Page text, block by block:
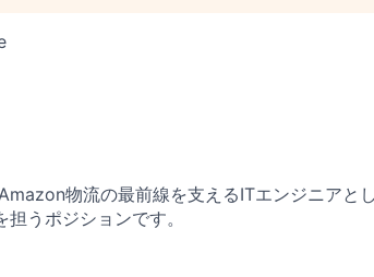
物流の最前線を支えるITエンジニアと
うポジションです。